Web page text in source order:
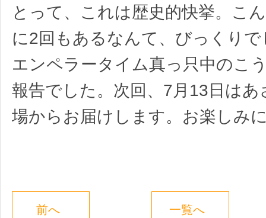
とって、これは歴史的快挙。こ
に2回もあるなんて、びっくりで
エンペラータイム真っ只中のこ
報告でした。次回、7月13日はあ
場からお届けします。お楽しみ
前へ 一覧へ